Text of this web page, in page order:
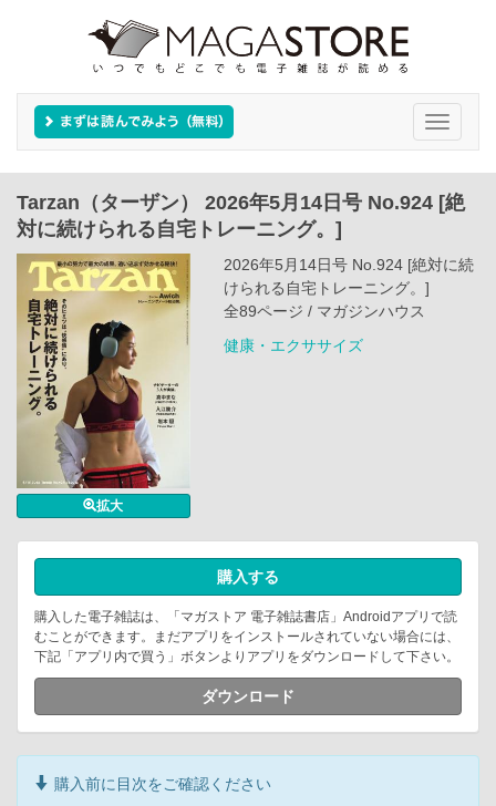
Toggle
Tarzan（ターザン） 2026年5月14日号 No.924 [絶
対に続けられる自宅トレーニング。]
拡大
2026年5月14日号 No.924 [絶対に続
けられる自宅トレーニング。]
全89ページ / マガジンハウス
健康・エクササイズ
購入する
購入した電子雑誌は、「マガストア 電子雑誌書店」Androidアプリで読
むことができます。まだアプリをインストールされていない場合には、
下記「アプリ内で買う」ボタンよりアプリをダウンロードして下さい。
ダウンロード
購入前に目次をご確認ください